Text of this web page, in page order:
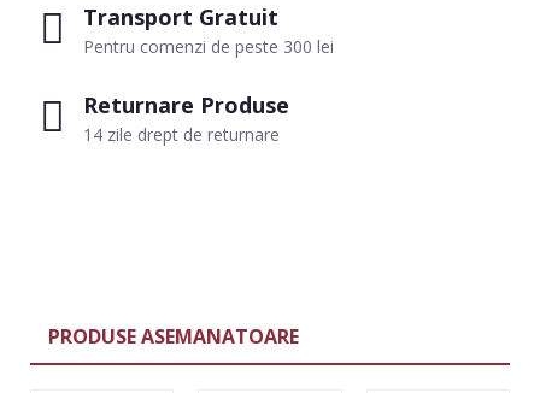
Transport Gratuit
Pentru comenzi de peste 300 lei
Returnare Produse
14 zile drept de returnare
PRODUSE ASEMANATOARE